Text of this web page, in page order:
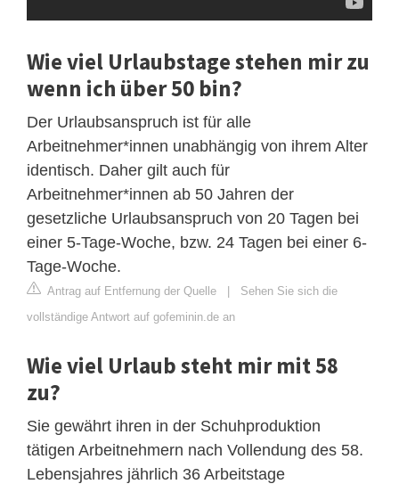
Wie viel Urlaubstage stehen mir zu
wenn ich über 50 bin?
Der Urlaubsanspruch ist für alle
Arbeitnehmer*innen unabhängig von ihrem Alter
identisch. Daher gilt auch für
Arbeitnehmer*innen ab 50 Jahren der
gesetzliche Urlaubsanspruch von 20 Tagen bei
einer 5-Tage-Woche, bzw. 24 Tagen bei einer 6-
Tage-Woche.
Antrag auf Entfernung der Quelle | Sehen Sie sich die
vollständige Antwort auf gofeminin.de an
Wie viel Urlaub steht mir mit 58
zu?
Sie gewährt ihren in der Schuhproduktion
tätigen Arbeitnehmern nach Vollendung des 58.
Lebensjahres jährlich 36 Arbeitstage